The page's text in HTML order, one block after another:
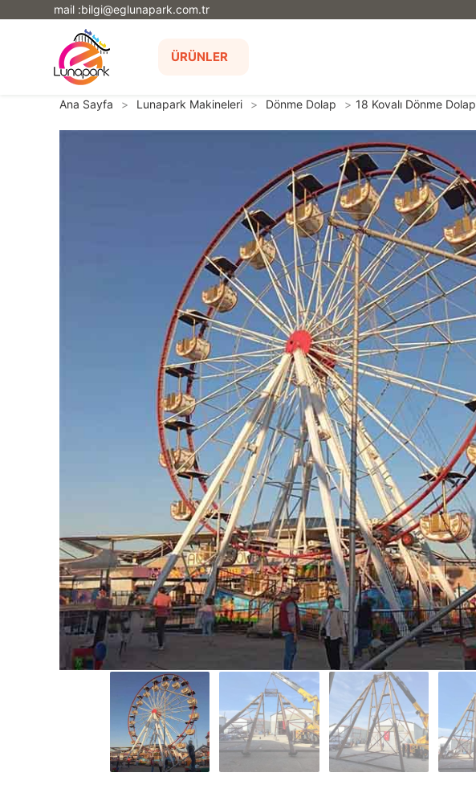
mail :bilgi@eglunapark.com.tr
ÜRÜNLER
Ana Sayfa > Lunapark Makineleri > Dönme Dolap > 18 Kovalı Dönme Dolap